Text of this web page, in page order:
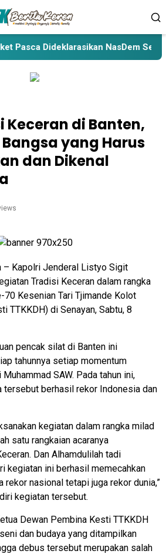
Dideklarasikan NasDem Sebagai
Keceran di Banten,
yang Harus
dan Dikenal
– Kapolri Jenderal Listyo Sigit
Tradisi Keceran dalam rangka
Kesenian Tari Tjimande Kolot
TTKKDH) di Senayan, Sabtu, 8
pencak silat di Banten ini
tahunnya setiap momentum
SAW. Pada tahun ini,
tersebut berhasil rekor Indonesia dan
kegiatan dalam rangka milad
satu rangkaian acaranya
Dan Alhamdulilah tadi
kegiatan ini berhasil memecahkan
rekor nasional tetapi juga rekor dunia,”
kegiatan tersebut.
Dewan Pembina Kesti TTKKDH
dan budaya yang ditampilkan
debus tersebut merupakan salah